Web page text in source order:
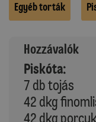
Egyéb torták
Hozzávalók
Piskóta:
7 db tojás
42 dkg
42 dkg